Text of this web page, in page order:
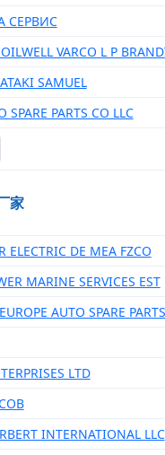
СЕРВИС
VARCO L P
SAMUEL
SPARE PARTS CO LLC
家
ELECTRIC DE MEA FZCO
MARINE SERVICES EST
AUTO SPARE
LTD
INTERNATIONAL LLC